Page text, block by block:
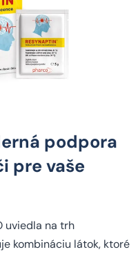
podpora
pre vaše
uviedla na trh
kombináciu látok, ktoré